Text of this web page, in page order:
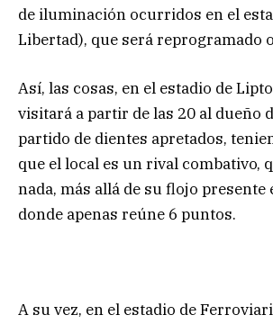
de iluminación ocurridos en el
Libertad), que será reprogramado
Así, las cosas, en el estadio de
visitará a partir de las 20 al dueño
partido de dientes apretados,
que el local es un rival combativo,
nada, más allá de su flojo presente
donde apenas reúne 6 puntos.
A su vez, en el estadio de